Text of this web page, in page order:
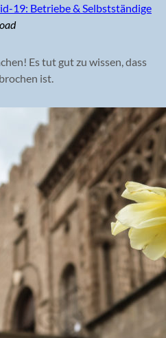
19: Betriebe & Selbstständige
Es tut gut zu wissen, dass
ist.